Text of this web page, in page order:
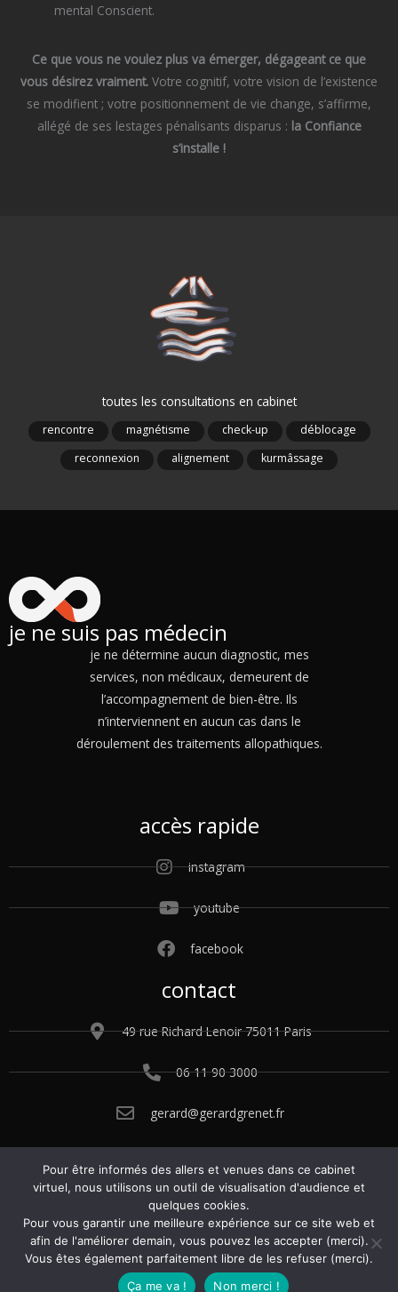
mental Conscient.
Ce que vous ne voulez plus va émerger, dégageant ce que
vous désirez vraiment. Votre cognitif, votre vision de l’existence
se modifient ; votre positionnement de vie change, s’affirme,
allégé de ses lestages pénalisants disparus : la Confiance
s’installe !
toutes les consultations en cabinet
rencontre magnétisme check-up
déblocage
reconnexion
alignement kurmâssage
je ne suis pas médecin
je ne détermine aucun diagnostic, mes
services, non médicaux, demeurent de
l’accompagnement de bien-être. Ils
n’interviennent en aucun cas dans le
déroulement des traitements allopathiques.
accès rapide
instagram
youtube
facebook
contact
49 rue Richard Lenoir 75011 Paris
06 11 90 3000
gerard@gerardgrenet.fr
© 2015 – 2025 Gérard Grenet. Tous droits
réservés.Conditions générales de vente.
Politique de confidentialité.
Mentions légales.
Gérer les cookies.
Pour être informés des allers et venues dans ce cabinet
virtuel, nous utilisons un outil de visualisation d'audience et
quelques cookies.
Pour vous garantir une meilleure expérience sur ce site web et
afin de l'améliorer demain, vous pouvez les accepter (merci).
Vous êtes également parfaitement libre de les refuser (merci).
Ça me va !
Non merci !